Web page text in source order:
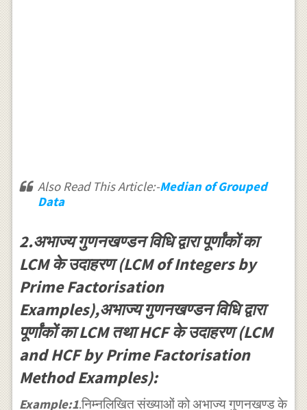
Also Read This Article:-Median of Grouped
Data
2.अभाज्य गुणनखण्डन विधि द्वारा पूर्णांकों का
LCM के उदाहरण (LCM of Integers by
Prime Factorisation
Examples),अभाज्य गुणनखण्डन विधि द्वारा
पूर्णांकों का LCM तथा HCF के उदाहरण (LCM
and HCF by Prime Factorisation
Method Examples):
Example:1.निम्नलिखित संख्याओं को अभाज्य गुणनखण्ड के